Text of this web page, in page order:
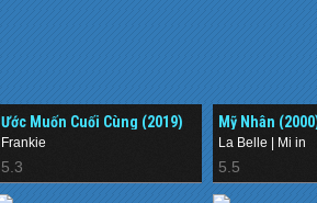
Ước Muốn Cuối Cùng (2019)
Frankie
5.3
Mỹ Nhân
La Belle | Mi in
5.5